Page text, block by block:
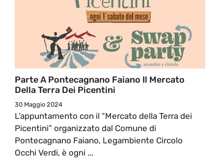
Parte A Pontecagnano Faiano Il Mercato
Della Terra Dei Picentini
30 Maggio 2024
L’appuntamento con il “Mercato della Terra dei
Picentini” organizzato dal Comune di
Pontecagnano Faiano, Legambiente Circolo
Occhi Verdi, è ogni ...